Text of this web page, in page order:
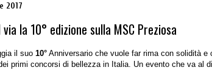
2017
la 10° edizione sulla MSC Preziosa
il suo 10° Anniversario che vuole far rima con solidità
primi concorsi di bellezza in Italia. Un evento che va al